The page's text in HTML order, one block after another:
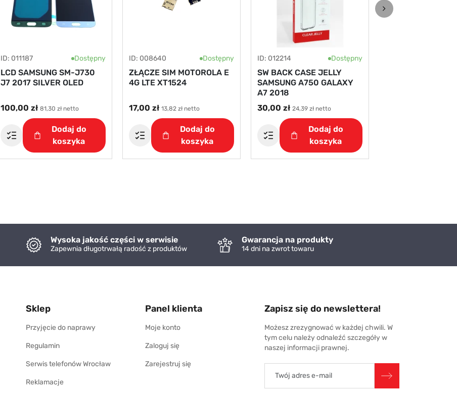
ID: 011187 Dostępny
LCD SAMSUNG SM-J730
J7 2017 SILVER OLED
100,00 zł 81,30 zł netto
Dodaj do
koszyka
ID: 008640 Dostępny
ZŁĄCZE SIM MOTOROLA E
4G LTE XT1524
17,00 zł 13,82 zł netto
Dodaj do
koszyka
ID: 012214 Dostępny
SW BACK CASE JELLY
SAMSUNG A750 GALAXY
A7 2018
30,00 zł 24,39 zł netto
Dodaj do
koszyka
Wysoka jakość części w serwisie
Zapewnia długotrwałą radość z produktów
Gwarancja na produkty
14 dni na zwrot towaru
Sklep
Przyjęcie do naprawy
Regulamin
Serwis telefonów Wrocław
Reklamacje
Panel klienta
Moje konto
Zaloguj się
Zarejestruj się
Zapisz się do newslettera!
Możesz zrezygnować w każdej chwili. W
tym celu należy odnaleźć szczegóły w
naszej informacji prawnej.